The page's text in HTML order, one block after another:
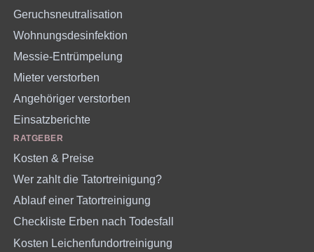
Geruchsneutralisation
Wohnungsdesinfektion
Messie-Entrümpelung
Mieter verstorben
Angehöriger verstorben
Einsatzberichte
RATGEBER
Kosten & Preise
Wer zahlt die Tatortreinigung?
Ablauf einer Tatortreinigung
Checkliste Erben nach Todesfall
Kosten Leichenfundortreinigung